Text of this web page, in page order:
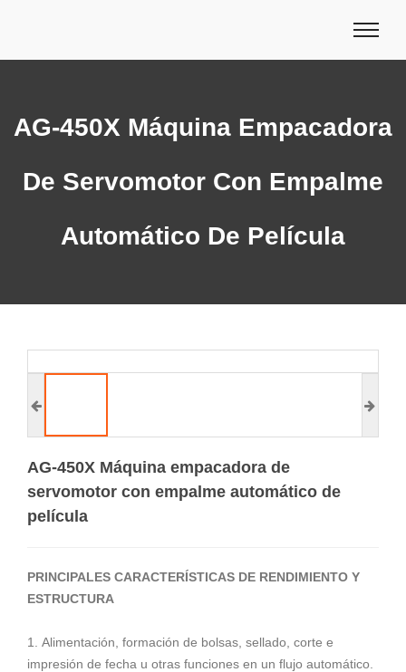
AG-450X Máquina Empacadora
De Servomotor Con Empalme
Automático De Película
AG-450X Máquina empacadora de
servomotor con empalme automático de
película
PRINCIPALES CARACTERÍSTICAS DE RENDIMIENTO Y
ESTRUCTURA
1. Alimentación, formación de bolsas, sellado, corte e
impresión de fecha u otras funciones en un flujo automático.